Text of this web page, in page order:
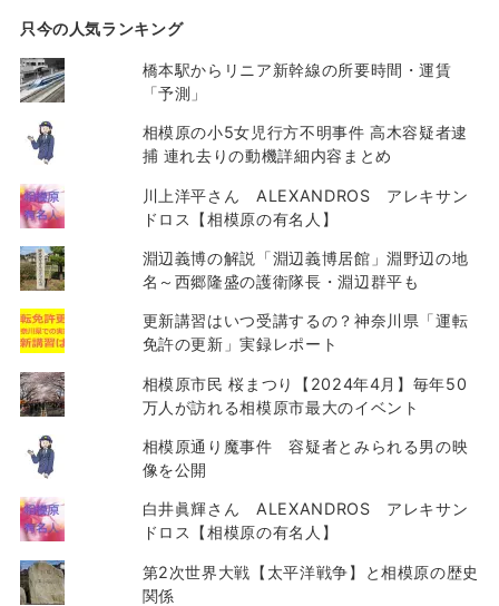
只今の人気ランキング
橋本駅からリニア新幹線の所要時間・運賃
「予測」
相模原の小5女児行方不明事件 高木容疑者逮
捕 連れ去りの動機詳細内容まとめ
川上洋平さん ALEXANDROS アレキサン
ドロス【相模原の有名人】
淵辺義博の解説「淵辺義博居館」淵野辺の地
名～西郷隆盛の護衛隊長・淵辺群平も
更新講習はいつ受講するの？神奈川県「運転
免許の更新」実録レポート
相模原市民 桜まつり【2024年4月】毎年50
万人が訪れる相模原市最大のイベント
相模原通り魔事件 容疑者とみられる男の映
像を公開
白井眞輝さん ALEXANDROS アレキサン
ドロス【相模原の有名人】
第2次世界大戦【太平洋戦争】と相模原の歴史
関係